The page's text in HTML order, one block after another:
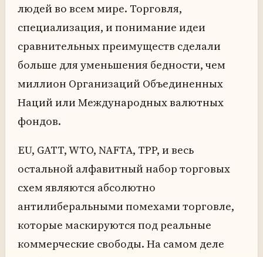
людей во всем мире. Торговля,
специализация, и понимание идеи
сравнительных преимуществ сделали
больше для уменьшения бедности, чем
миллион Организаций Объединенных
Наций или Международных валютных
фондов.
ЕU, GATT, WTO, NAFTA, TPP, и весь
остальной алфавитный набор торговых
схем являются абсолютно
антилиберальными помехами торговле,
которые маскируются под реальные
коммерческие свободы. На самом деле